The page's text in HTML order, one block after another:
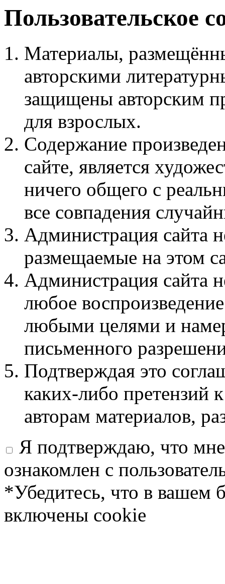
Пользовательское
Материалы,
авторскими
защищены авторским
для взрослых.
Содержание
сайте, является
ничего общего с
все совпадения
Администрация сайта
размещаемые на этом
Администрация сайта
любое
любыми целями и
письменного
Подтверждая это
каких-либо претензий
авторам материалов,
Я подтверждаю, что
ознакомлен с
*Убедитесь, что в вашем
включены cookie